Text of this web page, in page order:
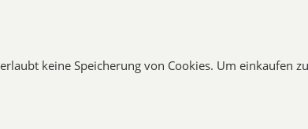
keine Speicherung von Cookies. Um einkaufen